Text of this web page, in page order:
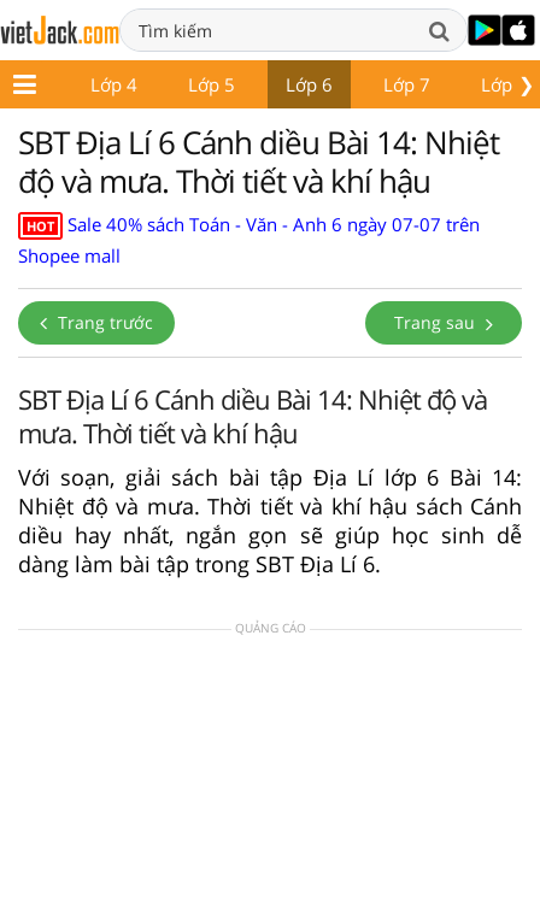
❯
3 Lớp 4 Lớp 5 Lớp 6 Lớp 7 Lớp 8
SBT Địa Lí 6 Cánh diều Bài 14: Nhiệt
độ và mưa. Thời tiết và khí hậu
HOT
Sale 40% sách Toán - Văn - Anh 6 ngày 07-07 trên
Shopee mall
Trang trước Trang sau
SBT Địa Lí 6 Cánh diều Bài 14: Nhiệt độ và
mưa. Thời tiết và khí hậu
Với soạn, giải sách bài tập Địa Lí lớp 6 Bài 14:
Nhiệt độ và mưa. Thời tiết và khí hậu sách Cánh
diều hay nhất, ngắn gọn sẽ giúp học sinh dễ
dàng làm bài tập trong SBT Địa Lí 6.
QUẢNG CÁO